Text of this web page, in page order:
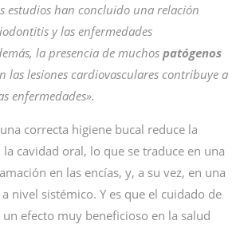
estudios han concluido una relación
y las enfermedades
la presencia de muchos patógenos
las lesiones cardiovasculares contribuye a
enfermedades».
correcta higiene bucal reduce la
cavidad oral, lo que se traduce en una
en las encías, y, a su vez, en una
nivel sistémico. Y es que el cuidado de
efecto muy beneficioso en la salud